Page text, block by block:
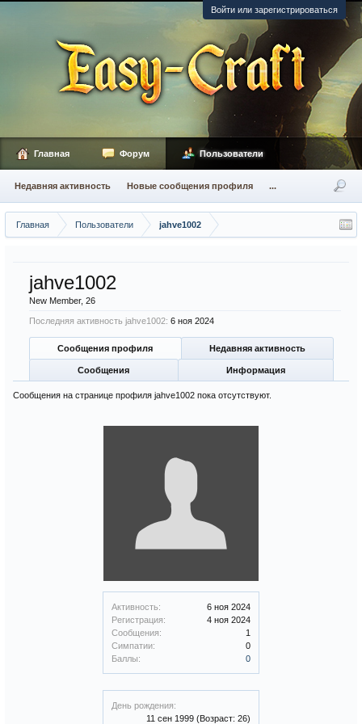
Войти или зарегистрироваться
Главная Пользователи jahve1002
Активность:
6 ноя 2024
Регистрация:
4 ноя 2024
Сообщения:
1
Симпатии:
0
Баллы:
0
День рождения:
11 сен 1999 (Возраст: 26)
jahve1002
New Member, 26
Последняя активность jahve1002: 6 ноя 2024
Сообщения профиля Недавняя активность
Сообщения Информация
Сообщения на странице профиля jahve1002 пока отсутствуют.
Главная Форум Пользователи
Недавняя активность Новые сообщения профиля ...